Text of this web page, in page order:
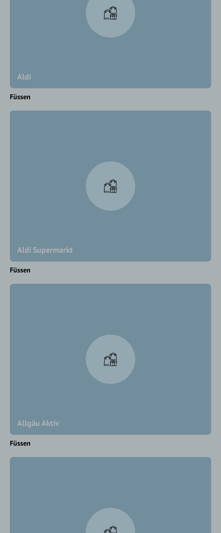
Aldi
Füssen
Aldi Supermarkt
Füssen
Allgäu Aktiv
Füssen